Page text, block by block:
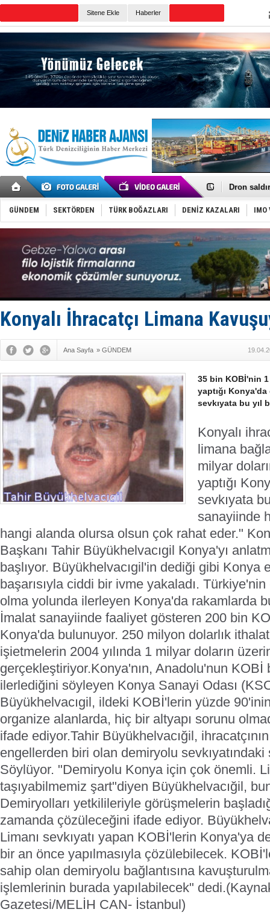
Sitene Ekle Haberler
Gemi
Dron
'REGAL 1'
Gemide 5
Yakıt
Rus
Tatil
Rusya,
Enejota
Denizcilik
Taksi
GÜNDEM SEKTÖRDEN TÜRK BOĞAZLARI DENİZ KAZALARI IMO
Konyalı İhracatçı Limana
Ana Sayfa » GÜNDEM
35 bin KOBİ'nin
yaptığı
sevkıyata bu yıl
Konyalı
limana bağ
milyar
yaptığı
sevkıyata
sanayiinde
hangi alanda olursa olsun çok rahat eder."
Başkanı Tahir Büyükhelvacıgil Konya'yı
başlıyor. Büyükhelvacıgil'in dediği gibi Konya
başarısıyla ciddi bir ivme yakaladı.
olma yolunda ilerleyen Konya'da rakamlarda
İmalat sanayiinde faaliyet gösteren 200 bin
Konya'da bulunuyor. 250 milyon dolarlık
işietmelerin 2004 yılında 1 milyar doların
gerçekleştiriyor.Konya'nın, Anadolu'nun KOBİ
ilerlediğini söyleyen Konya Sanayi Odası
Büyükhelvacıgil, ildeki KOBİ'lerin yüzde
organize alanlarda, hiç bir altyapı sorunu
ifade ediyor.Tahir Büyükhelvacığil,
engellerden biri olan demiryolu
Söylüyor. "Demiryolu Konya için çok önemli.
taşıyabilmemiz şart"diyen Büyükhelvacığil,
Demiryolları yetkilileriyle görüşmelerin
zamanda çözüleceğini ifade ediyor.
Limanı sevkıyatı yapan KOBİ'lerin Konya'ya
bir an önce yapılmasıyla çözülebilecek.
sahip olan demiryolu bağlantısına
işlemlerinin burada yapılabilecek" dedi.
Gazetesi/MELİH CAN- İstanbul)